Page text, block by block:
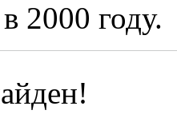
2000 году.